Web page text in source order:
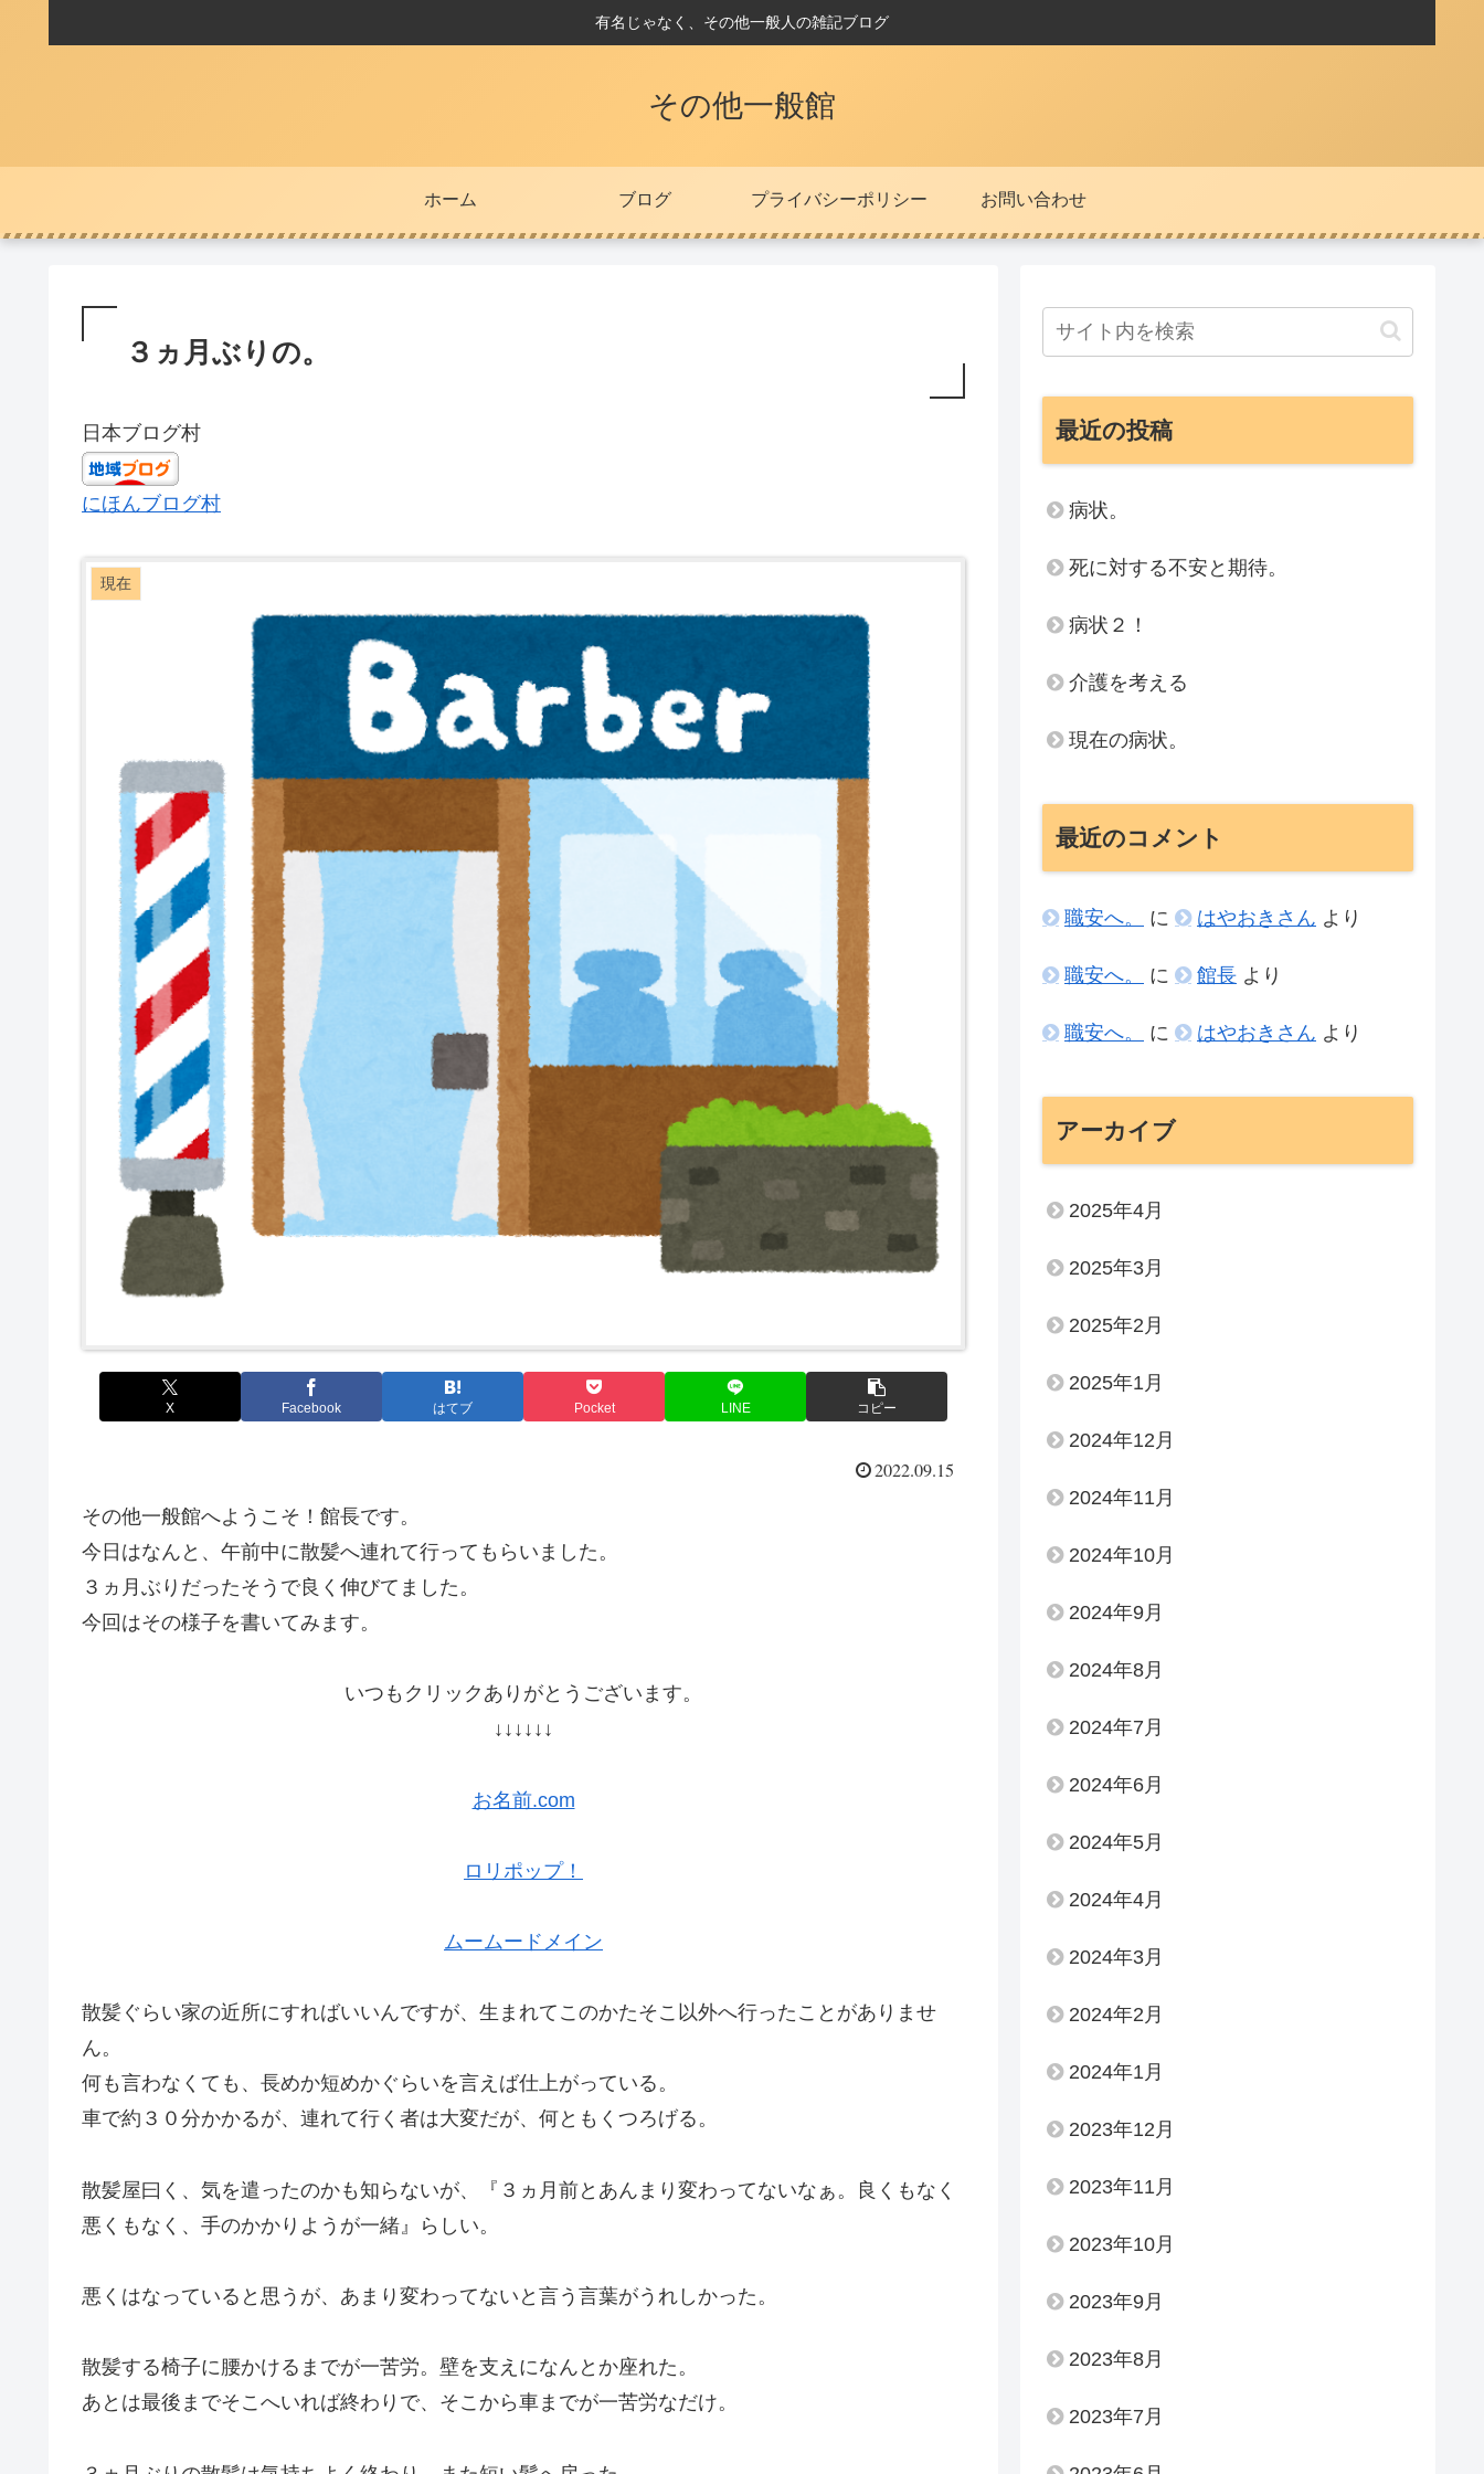
有名じゃなく、その他一般人の雑記ブログ
その他一般館
ホーム ブログ プライバシーポリシー お問い合わせ
３ヵ月ぶりの。
日本ブログ村
にほんブログ村
現在
X Facebook はてブ Pocket LINE コピー
2022.09.15
その他一般館へようこそ！館長です。
今日はなんと、午前中に散髪へ連れて行ってもらいました。
３ヵ月ぶりだったそうで良く伸びてました。
今回はその様子を書いてみます。
いつもクリックありがとうございます。
↓↓↓↓↓↓
お名前.com
ロリポップ！
ムームードメイン
散髪ぐらい家の近所にすればいいんですが、生まれてこのかたそこ以外へ行ったことがありませ
ん。
何も言わなくても、長めか短めかぐらいを言えば仕上がっている。
車で約３０分かかるが、連れて行く者は大変だが、何ともくつろげる。
散髪屋曰く、気を遣ったのかも知らないが、『３ヵ月前とあんまり変わってないなぁ。良くもなく
悪くもなく、手のかかりようが一緒』らしい。
悪くはなっていると思うが、あまり変わってないと言う言葉がうれしかった。
散髪する椅子に腰かけるまでが一苦労。壁を支えになんとか座れた。
あとは最後までそこへいれば終わりで、そこから車までが一苦労なだけ。
最近の投稿
病状。
死に対する不安と期待。
病状２！
介護を考える
現在の病状。
最近のコメント
職安へ。 に はやおきさん より
職安へ。 に 館長 より
職安へ。 に はやおきさん より
アーカイブ
2025年4月
2025年3月
2025年2月
2025年1月
2024年12月
2024年11月
2024年10月
2024年9月
2024年8月
2024年7月
2024年6月
2024年5月
2024年4月
2024年3月
2024年2月
2024年1月
2023年12月
2023年11月
2023年10月
2023年9月
2023年8月
2023年7月